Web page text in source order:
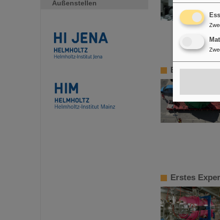
Außenstellen
Erste
Erstes